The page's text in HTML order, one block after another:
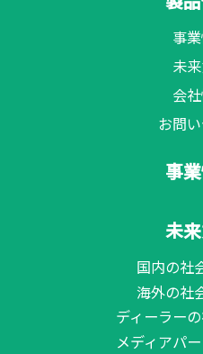
事
未
会
お問
事
未
国内の社
海外の社
ディーラー
メディアパ